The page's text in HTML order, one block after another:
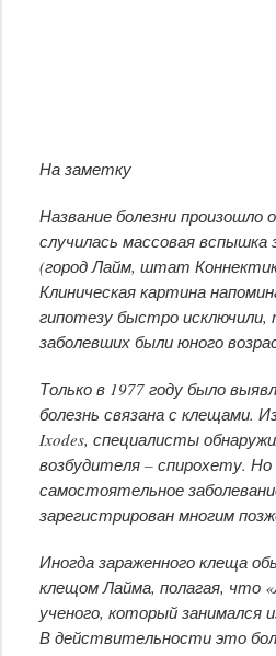
На заметку
Название болезни произошло
случилась массовая
(город Лайм, штат
Клиническая картина
гипотезу быстро
заболевших были юного
Только в 1977 году было
болезнь связана с клещами.
Ixodes, специалисты
возбудителя – спирохету. Но
самостоятельное
зарегистрирован многим
Иногда зараженного клеща
клещом Лайма, полагая, что
ученого, который занимался
В действительности это